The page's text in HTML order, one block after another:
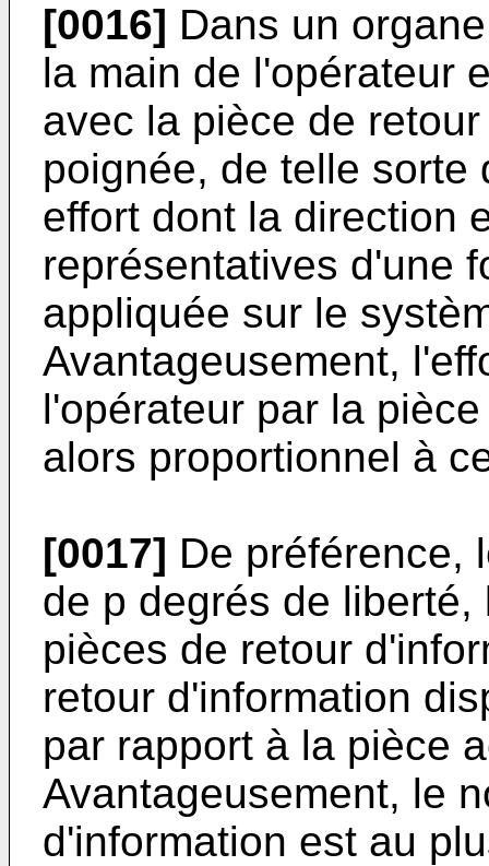
[0016] Dans un
la main de l'opérateur
avec la pièce de
poignée, de telle sorte
effort dont la direction
représentatives d'une
appliquée sur le
Avantageusement,
l'opérateur par la
alors proportionnel à
[0017] De préférence,
de p degrés de
pièces de retour
retour d'information
par rapport à la pièce
Avantageusement, le
d'information est au